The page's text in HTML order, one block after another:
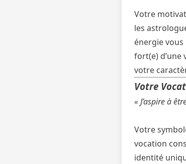
Votre
les
énergie vous
fort(e) d’une
votre
Votre
« J’aspire à
Votre
vocation
identité